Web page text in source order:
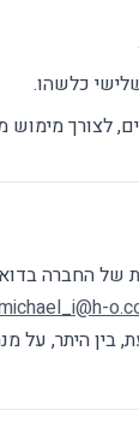
כלשהו.
לצורך מימוש
של החברה
בין היתר, על